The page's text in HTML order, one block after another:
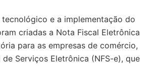
e a implementação do
criadas a Nota Fiscal Eletrônica
para as empresas de comércio,
Serviços Eletrônica (NFS-e), que